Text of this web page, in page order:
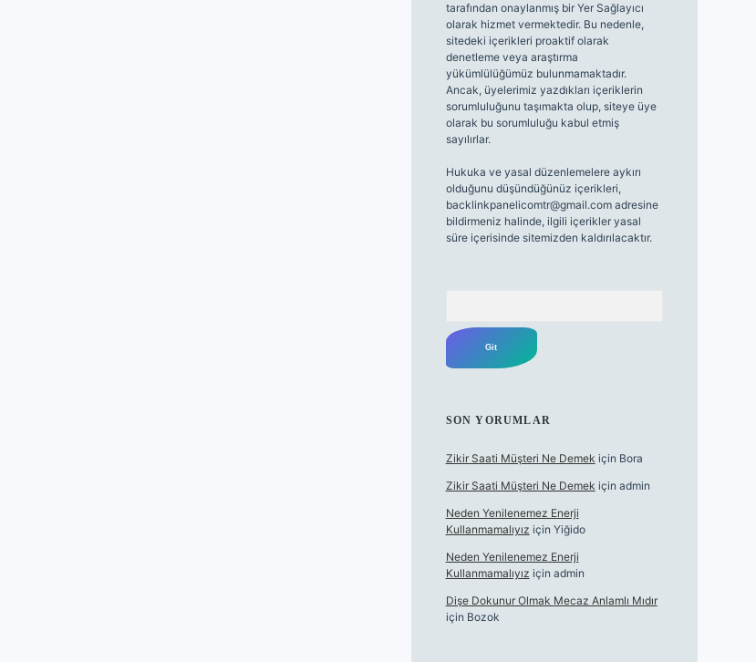
tarafından onaylanmış bir Yer Sağlayıcı
olarak hizmet vermektedir. Bu nedenle,
sitedeki içerikleri proaktif olarak
denetleme veya araştırma
yükümlülüğümüz bulunmamaktadır.
Ancak, üyelerimiz yazdıkları içeriklerin
sorumluluğunu taşımakta olup, siteye üye
olarak bu sorumluluğu kabul etmiş
sayılırlar.
Hukuka ve yasal düzenlemelere aykırı
olduğunu düşündüğünüz içerikleri,
backlinkpanelicomtr@gmail.comadresine
bildirmeniz halinde, ilgili içerikler yasal
süre içerisinde sitemizden kaldırılacaktır.
SON YORUMLAR
Zikir Saati Müşteri Ne Demek için Bora
Zikir Saati Müşteri Ne Demek için admin
Neden Yenilenemez Enerji
Kullanmamalıyız için Yiğido
Neden Yenilenemez Enerji
Kullanmamalıyız için admin
Dişe Dokunur Olmak Mecaz Anlamlı Mıdır
için Bozok